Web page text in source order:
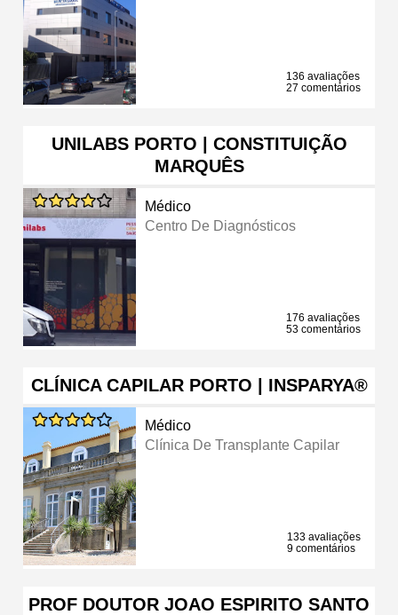
136 avaliações
27 comentários
UNILABS PORTO | CONSTITUIÇÃO
MARQUÊS
Médico
Centro De Diagnósticos
176 avaliações
53 comentários
CLÍNICA CAPILAR PORTO | INSPARYA®
Médico
Clínica De Transplante Capilar
133 avaliações
9 comentários
PROF DOUTOR JOAO ESPIRITO SANTO